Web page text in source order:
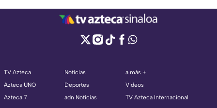
TV Azteca
Azteca UNO
Azteca 7
Noticias
Deportes
adn Noticias
a más +
Videos
TV Azteca Internacional